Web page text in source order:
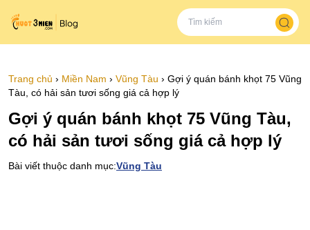
Trang chủ › Miền Nam › Vũng Tàu › Gợi ý quán bánh khọt 75 Vũng
Tàu, có hải sản tươi sống giá cả hợp lý
Gợi ý quán bánh khọt 75 Vũng Tàu,
có hải sản tươi sống giá cả hợp lý
Bài viết thuộc danh mục:Vũng Tàu